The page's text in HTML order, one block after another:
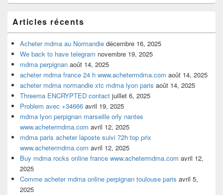
Articles récents
Acheter mdma au Normandie décembre 16, 2025
We back to have telegram novembre 19, 2025
mdma perpignan août 14, 2025
acheter mdma france 24 h www.achetermdma.com août 14, 2025
acheter mdma normandie xtc mdma lyon paris août 14, 2025
Threema ENCRYPTED contact juillet 6, 2025
Problem avec +34666 avril 19, 2025
mdma lyon perpignan marseille orly nantes
www.achetermdma.com avril 12, 2025
mdma paris acheter laposte suivi 72h top prix
www.achetermdma.com avril 12, 2025
Buy mdma rocks online france www.achetermdma.com avril 12,
2025
Comme acheter mdma online perpignan toulouse paris avril 5,
2025